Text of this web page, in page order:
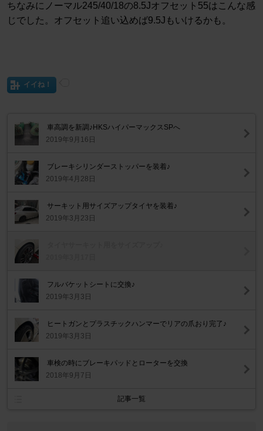
ちなみにノーマル245/40/18の8.5Jオフセット55はこんな感
じでした。オフセット追い込めば9.5Jもいけるかも。
イイね！
車高調を新調♪HKSハイパーマックスSPへ
2019年9月16日
ブレーキシリンダーストッパーを装着♪
2019年4月28日
サーキット用サイズアップタイヤを装着♪
2019年3月23日
フルバケットシートに交換♪
2019年3月3日
ヒートガンとプラスチックハンマーでリアの爪おり完了♪
2019年3月3日
車検の時にブレーキパッドとローターを交換
2018年9月7日
記事一覧